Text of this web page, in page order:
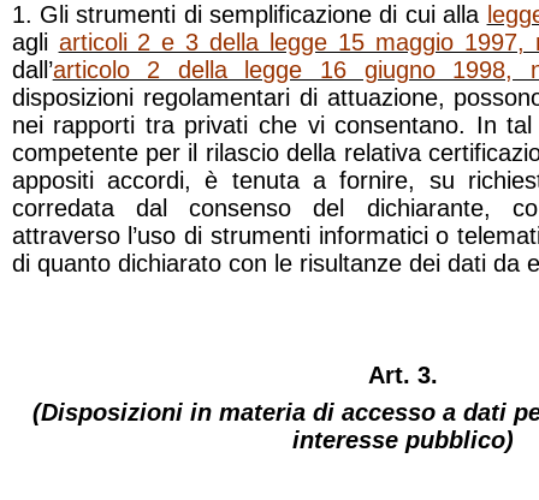
1. Gli strumenti di semplificazione di cui alla
agli articoli 2 e 3 della legge 15 maggio 1997,
dall’articolo 2 della legge 16 giugno 1998,
disposizioni regolamentari di attuazione,
nei rapporti tra privati che vi consentano. In tal
competente per il rilascio della relativa
appositi accordi, è tenuta a fornire, su
corredata dal consenso del dichiarante,
attraverso l’uso di strumenti informatici o
di quanto dichiarato con le risultanze dei dati da
Art. 3.
(Disposizioni in materia di accesso a dati
interesse pubblico)